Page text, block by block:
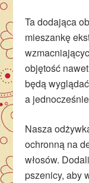
Ta dodająca
mieszankę
objętość
będą
a
Nasza
ochronną na
włosów.
pszenicy, aby